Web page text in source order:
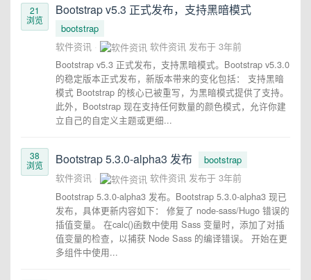
21
浏览
Bootstrap v5.3 正式发布，支持黑暗模式
bootstrap
软件资讯
软件资讯 发布于 3年前
Bootstrap v5.3 正式发布，支持黑暗模式。Bootstrap v5.3.0
的稳定版本正式发布，新版本带来的变化包括： 支持黑暗
模式 Bootstrap 的核心已被重写，为黑暗模式提供了支持。
此外，Bootstrap 现在支持任何数量的颜色模式，允许你建
立自己的自定义主题或更细...
38
浏览
Bootstrap 5.3.0-alpha3 发布
bootstrap
软件资讯
软件资讯 发布于 3年前
Bootstrap 5.3.0-alpha3 发布。Bootstrap 5.3.0-alpha3 现已
发布，具体更新内容如下： 修复了 node-sass/Hugo 错误的
插值变量。 在calc()函数中使用 Sass 变量时，添加了对插
值变量的检查，以捕获 Node Sass 的编译错误。 开始在更
多组件中使用...